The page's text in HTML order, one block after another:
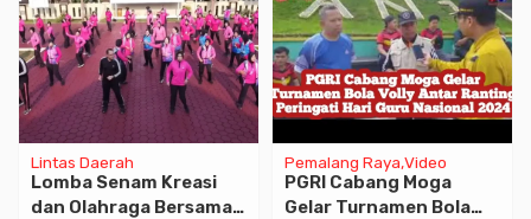
Lintas Daerah
Lomba Senam Kreasi
dan Olahraga Bersama,
Pemalang Raya Video
PGRI Cabang Moga
Gelar Turnamen Bola